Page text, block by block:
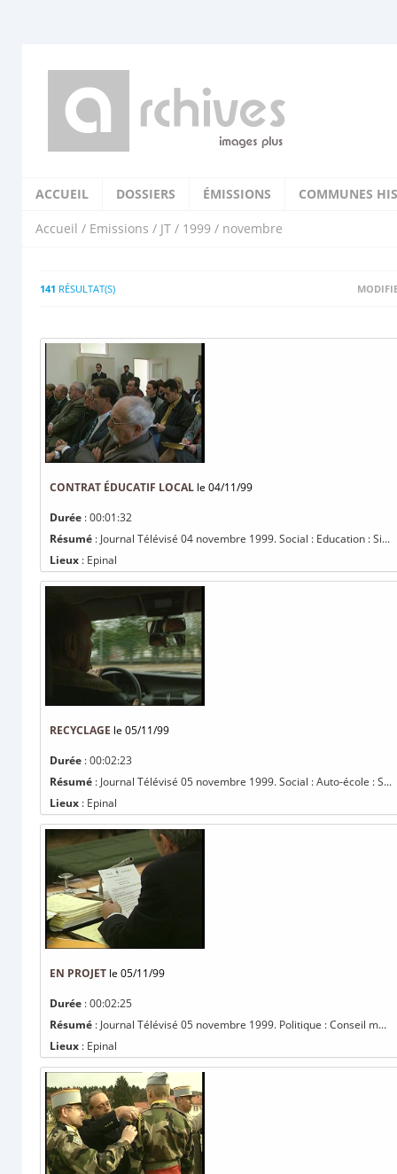
ACCUEIL DOSSIERS ÉMISSIONS COMMUNES
Accueil / Emissions / JT / 1999 / novembre
141 RÉSULTAT(S)
CONTRAT ÉDUCATIF LOCAL le 04/11/99
Durée : 00:01:32
Résumé : Journal Télévisé 04 novembre 1999. Social : Education : Si...
Lieux : Epinal
RECYCLAGE le 05/11/99
Durée : 00:02:23
Résumé : Journal Télévisé 05 novembre 1999. Social : Auto-école : S...
Lieux : Epinal
EN PROJET le 05/11/99
Durée : 00:02:25
Résumé : Journal Télévisé 05 novembre 1999. Politique : Conseil m...
Lieux : Epinal